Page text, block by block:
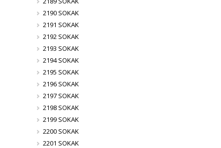
2190 SOKAK
2191 SOKAK
2192 SOKAK
2193 SOKAK
2194 SOKAK
2195 SOKAK
2196 SOKAK
2197 SOKAK
2198 SOKAK
2199 SOKAK
2200 SOKAK
2201 SOKAK